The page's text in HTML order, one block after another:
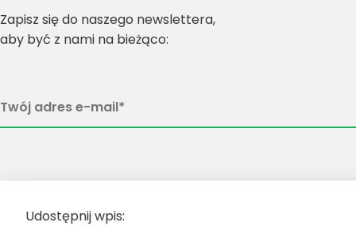
Zapisz się do naszego newslettera,
aby być z nami na bieżąco:
Udostępnij wpis: